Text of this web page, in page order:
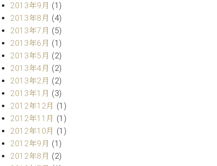
ア
フ
タ
ー
サ
ビ
ス
(調
律)
調
師
紹
介
2013年9月 (1)
2013年8月 (4)
2013年7月 (5)
2013年6月 (1)
2013年5月 (2)
2013年4月 (2)
2013年2月 (2)
2013年1月 (3)
2012年12月 (1)
2012年11月 (1)
2012年10月 (1)
2012年9月 (1)
2012年8月 (2)